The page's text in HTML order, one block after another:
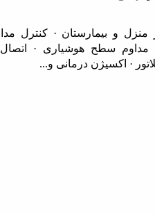
· کنترل مداوم
هوشیاری · اتصال و
درمانی و...